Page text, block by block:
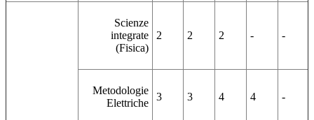
Scienze
integrate
(Fisica)
2 2 2 - -
Metodologie
Elettriche
3 3 4 4 -